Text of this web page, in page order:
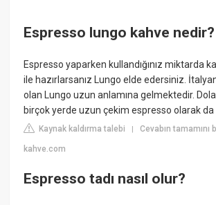
Espresso lungo kahve nedir?
Espresso yaparken kullandığınız miktarda
ile hazırlarsanız Lungo elde edersiniz.
olan Lungo uzun anlamına gelmektedir.
birçok yerde uzun çekim espresso olarak da
Kaynak kaldırma talebi |Cevabın tamamını
kahve.com
Espresso tadı nasıl olur?